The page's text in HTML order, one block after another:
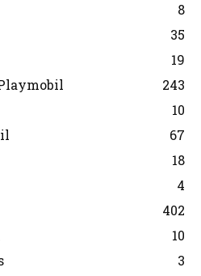
8
35
19
243
10
67
18
4
402
10
3